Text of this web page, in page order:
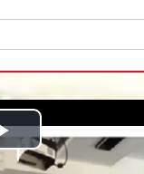
Play